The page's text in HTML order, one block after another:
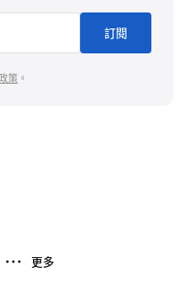
人主演，本片將於 10
請留意。
訂閱
策 。
更多